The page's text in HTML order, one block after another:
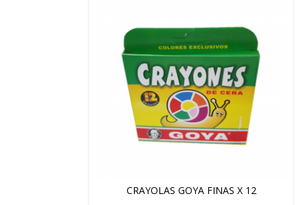
CRAYOLAS GOYA FINAS X 12